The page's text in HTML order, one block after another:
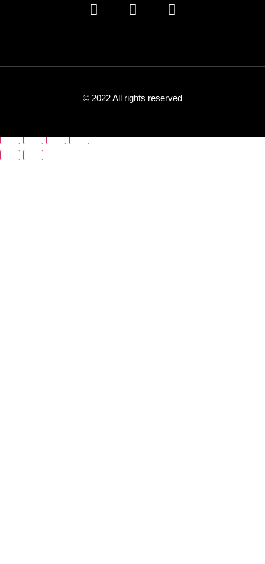
© 2022 All rights reserved